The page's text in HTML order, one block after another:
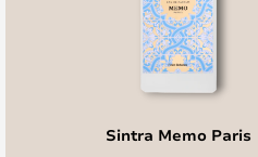
Sintra Memo Paris